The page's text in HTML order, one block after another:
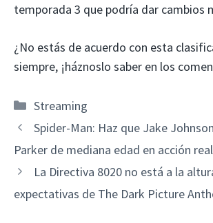
temporada 3 que podría dar cambios
¿No estás de acuerdo con esta
siempre, ¡háznoslo saber en los
Categorías
Streaming
Spider-Man: Haz que Jake
Parker de mediana edad en acción real
La Directiva 8020 no está a la
expectativas de The Dark Picture